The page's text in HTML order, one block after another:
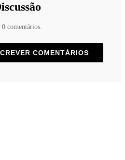
0 comentários.
COMENTÁRIOS